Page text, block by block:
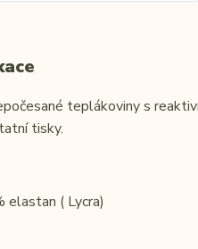
teplákoviny s
tisky.
elastan ( Lycra)